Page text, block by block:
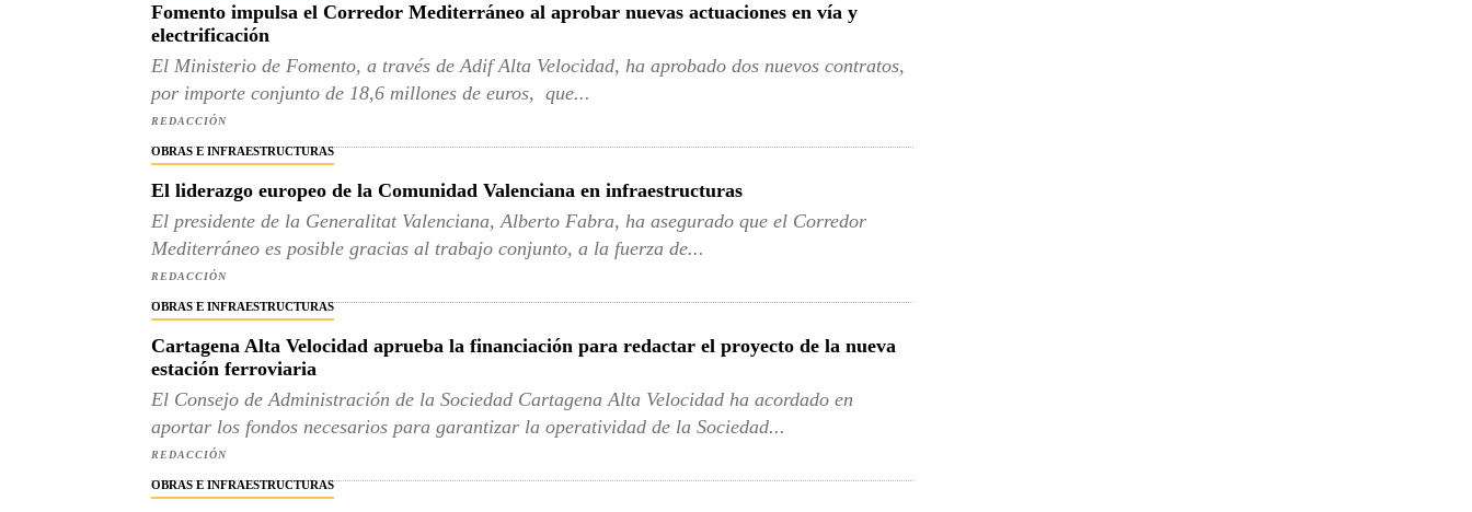
Fomento impulsa el Corredor Mediterráneo al aprobar nuevas actuaciones en vía y
electrificación
El Ministerio de Fomento, a través de Adif Alta Velocidad, ha aprobado dos nuevos contratos,
por importe conjunto de 18,6 millones de euros, que...
REDACCIÓN
OBRAS E INFRAESTRUCTURAS
El liderazgo europeo de la Comunidad Valenciana en infraestructuras
El presidente de la Generalitat Valenciana, Alberto Fabra, ha asegurado que el Corredor
Mediterráneo es posible gracias al trabajo conjunto, a la fuerza de...
REDACCIÓN
OBRAS E INFRAESTRUCTURAS
Cartagena Alta Velocidad aprueba la financiación para redactar el proyecto de la nueva
estación ferroviaria
El Consejo de Administración de la Sociedad Cartagena Alta Velocidad ha acordado en
aportar los fondos necesarios para garantizar la operatividad de la Sociedad...
REDACCIÓN
OBRAS E INFRAESTRUCTURAS